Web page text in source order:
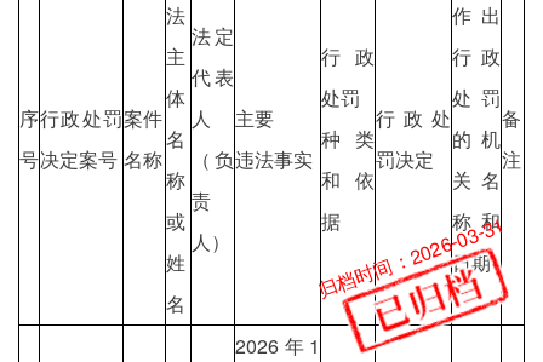
序
号
行政处罚
决定案号
案件
名称
法
主
体
名
称
或
姓
名
法定
代表
人
（负
责
人）
主要
违法事实
行政
处罚
种类
和依
据
行政处
罚决定
作出
行政
处罚
的机
关名
称和
日期
备
注
2026年1
归档时间：2026-03-31